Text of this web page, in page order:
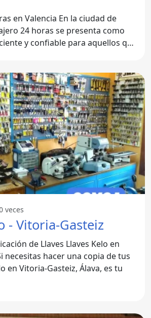
En la ciudad de
24 horas se presenta como
y confiable para aquellos que
veces
- Vitoria-Gasteiz
de Llaves Llaves Kelo en
en Vitoria-Gasteiz, Álava, es tu